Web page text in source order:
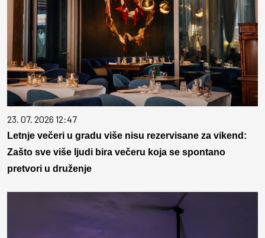
23. 07. 2026 12:47
Letnje večeri u gradu više nisu rezervisane za vikend:
Zašto sve više ljudi bira večeru koja se spontano
pretvori u druženje